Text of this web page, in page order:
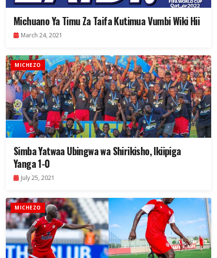
Michuano Ya Timu Za Taifa Kutimua Vumbi Wiki Hii
March 24, 2021
MICHEZO
Simba Yatwaa Ubingwa wa Shirikisho, Ikiipiga
Yanga 1-0
July 25, 2021
MICHEZO